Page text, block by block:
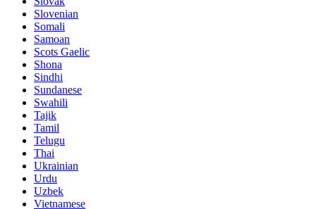
Slovenian
Somali
Samoan
Scots Gaelic
Shona
Sindhi
Sundanese
Swahili
Tajik
Tamil
Telugu
Thai
Ukrainian
Urdu
Uzbek
Vietnamese